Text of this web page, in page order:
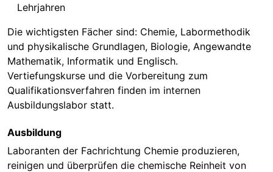
Lehrjahren
Die wichtigsten Fächer sind: Chemie, Labormethodik
und physikalische Grundlagen, Biologie, Angewandte
Mathematik, Informatik und Englisch.
Vertiefungskurse und die Vorbereitung zum
Qualifikationsverfahren finden im internen
Ausbildungslabor statt.
Ausbildung
Laboranten der Fachrichtung Chemie produzieren,
reinigen und überprüfen die chemische Reinheit von